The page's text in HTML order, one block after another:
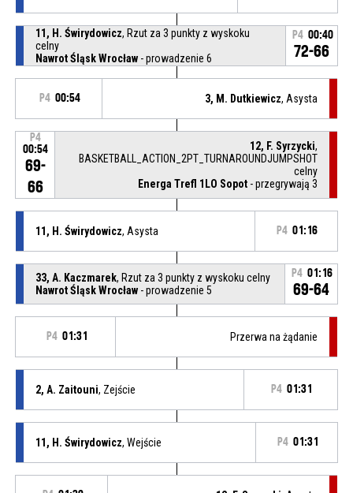
11, H. Świrydowicz, Rzut za 3 punkty z wyskoku
celny
Nawrot Śląsk Wrocław- prowadzenie 6
P4 00:40
72-66
P4 00:54 3, M. Dutkiewicz, Asysta
P4
00:54
69-
66
12, F. Syrzycki,
BASKETBALL_ACTION_2PT_TURNAROUNDJUMPSHOT
celny
Energa Trefl 1LO Sopot - przegrywają 3
11, H. Świrydowicz, Asysta P4 01:16
33, A. Kaczmarek, Rzut za 3 punkty z wyskoku celny
Nawrot Śląsk Wrocław- prowadzenie 5
P4 01:16
69-64
P4 01:31 Przerwa na żądanie
2, A. Zaitouni, Zejście P4 01:31
11, H. Świrydowicz, Wejście P4 01:31